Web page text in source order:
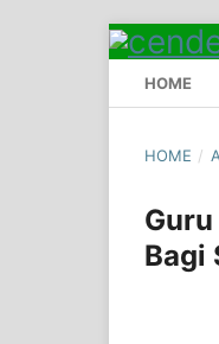
HOME
HOME /
Bagi